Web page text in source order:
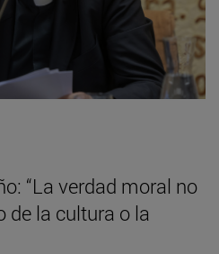
“La verdad moral no
de la cultura o la